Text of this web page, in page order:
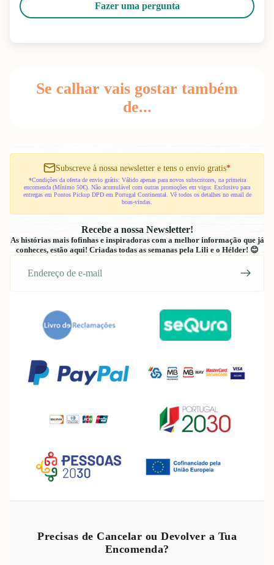
Fazer uma pergunta
Se calhar vais gostar também
de...
Subscreve à nossa newsletter e tens o envio gratis*
*Condições da oferta de envio grátis: Válido apenas para novos subscritores, na primeira
encomenda (Mínimo 50€). Não acumulável com outras promoções em vigor. Exclusivo para
entregas em Pontos Pickup DPD em Portugal Continental. Vê todos os detalhes no email de
boas-vindas.
Recebe a nossa Newsletter!
As histórias mais fofinhas e inspiradoras com a melhor informação que já
conheces, estão aqui! Criadas todas as semanas pela Lili e o Hélder! 😊
Precisas de Cancelar ou Devolver a Tua
Encomenda?
Política de privacidade
Termos do serviço